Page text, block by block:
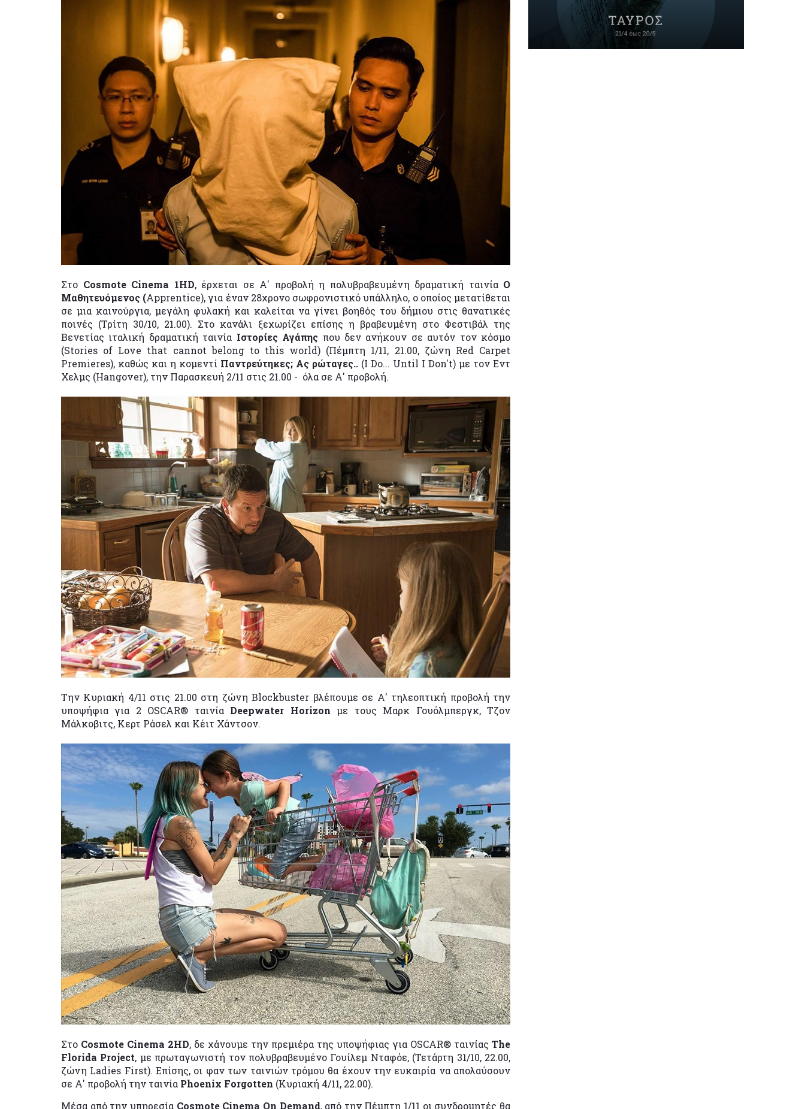
Στο Cosmote Cinema 1HD, έρχεται σε Α' προβολή η πολυβραβευμένη δραματική ταινία Ο
Μαθητευόμενος (Apprentice), για έναν 28χρονο σωφρονιστικό υπάλληλο, ο οποίος μετατίθεται
σε μια καινούργια, μεγάλη φυλακή και καλείται να γίνει βοηθός του δήμιου στις θανατικές
ποινές (Τρίτη 30/10, 21.00). Στο κανάλι ξεχωρίζει επίσης η βραβευμένη στο Φεστιβάλ της
Βενετίας ιταλική δραματική ταινία Ιστορίες Αγάπης που δεν ανήκουν σε αυτόν τον κόσμο
(Stories of Love that cannot belong to this world) (Πέμπτη 1/11, 21.00, ζώνη Red Carpet
Premieres), καθώς και η κομεντί Παντρεύτηκες; Ας ρώταγες.. (I Do... Until I Don't) με τον Εντ
Χελμς (Hangover), την Παρασκευή 2/11 στις 21.00 - όλα σε Α' προβολή.
Την Κυριακή 4/11 στις 21.00 στη ζώνη Blockbuster βλέπουμε σε Α' τηλεοπτική προβολή την
υποψήφια για 2 OSCAR® ταινία Deepwater Horizonμε τους Μαρκ Γουόλμπεργκ, Τζον
Μάλκοβιτς, Κερτ Ράσελ και Κέιτ Χάντσον.
Στο Cosmote Cinema 2HD, δε χάνουμε την πρεμιέρα της υποψήφιας για OSCAR® ταινίας The
Florida Project, με πρωταγωνιστή τον πολυβραβευμένο Γουίλεμ Νταφόε, (Τετάρτη 31/10, 22.00,
ζώνη Ladies First). Επίσης, οι φαν των ταινιών τρόμου θα έχουν την ευκαιρία να απολαύσουν
σε Α' προβολή την ταινία Phoenix Forgotten (Κυριακή 4/11, 22.00).
Μέσα από την υπηρεσία Cosmote Cinema On Demand, από την Πέμπτη 1/11 οι συνδρομητές θα